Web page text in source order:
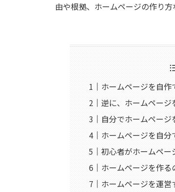
由や根拠、ホームページの作り方
ホームページを自作
逆に、ホームページ
自分でホームページ
ホームページを自
初心者がホームペ
ホームページを作る
ホームページを運